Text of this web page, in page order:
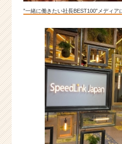
ス
カ
ウ
ト
が
届
就
サ
イ
ト
チ
”一緒に働きたい社長BEST100”メディア